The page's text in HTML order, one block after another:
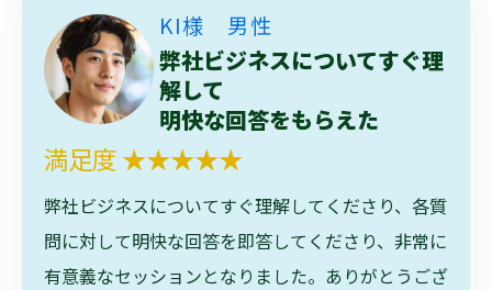
KI様 男性
弊社ビジネスについてすぐ理
解して
明快な回答をもらえた
満足度 ★★★★★
弊社ビジネスについてすぐ理解してくださり、各質
問に対して明快な回答を即答してくださり、非常に
有意義なセッションとなりました。ありがとうござ